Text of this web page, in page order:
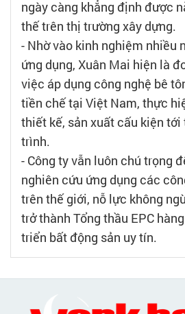
ngày càng khẳng định được
thế trên thị trường xây dựng.
- Nhờ vào kinh nghiệm nhiều
ứng dụng, Xuân Mai hiện là
việc áp dụng công nghệ bê
tiền chế tại Việt Nam, thực
thiết kế, sản xuất cấu kiện
trình.
- Công ty vẫn luôn chú trọng
nghiên cứu ứng dụng các
trên thế giới, nỗ lực không
trở thành Tổng thầu EPC
triển bất động sản uy tín.